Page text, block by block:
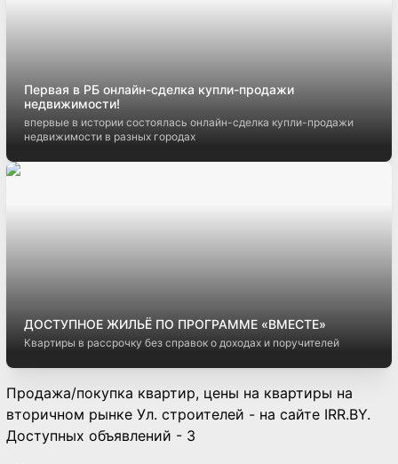
Первая в РБ онлайн-сделка купли-продажи
недвижимости!
впервые в истории состоялась онлайн-сделка купли-продажи
недвижимости в разных городах
ДОСТУПНОЕ ЖИЛЬЁ ПО ПРОГРАММЕ «ВМЕСТЕ»
Квартиры в рассрочку без справок о доходах и поручителей
Продажа/покупка квартир, цены на квартиры на
вторичном рынке Ул. строителей - на сайте IRR.BY.
Доступных объявлений - 3